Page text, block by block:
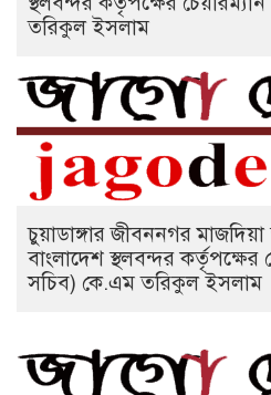
তরিকুল ইসলাম
চুয়াডাঙ্গার জীবননগর
বাংলাদেশ স্থলবন্দর কর্তৃপক্ষের
সচিব) কে.এম তরিকুল ইসলাম